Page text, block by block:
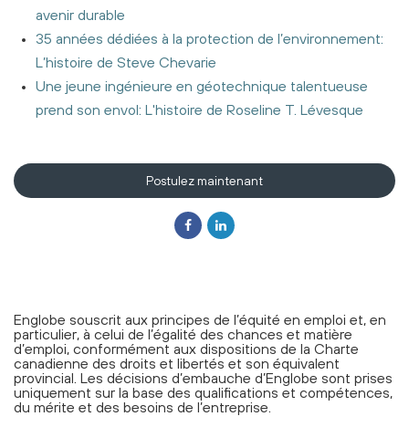
avenir durable
35 années dédiées à la protection de l’environnement:
L’histoire de Steve Chevarie
Une jeune ingénieure en géotechnique talentueuse
prend son envol: L'histoire de Roseline T. Lévesque
Postulez maintenant
Englobe souscrit aux principes de l’équité en emploi et, en
particulier, à celui de l’égalité des chances et matière
d’emploi, conformément aux dispositions de la Charte
canadienne des droits et libertés et son équivalent
provincial. Les décisions d’embauche d’Englobe sont prises
uniquement sur la base des qualifications et compétences,
du mérite et des besoins de l’entreprise.